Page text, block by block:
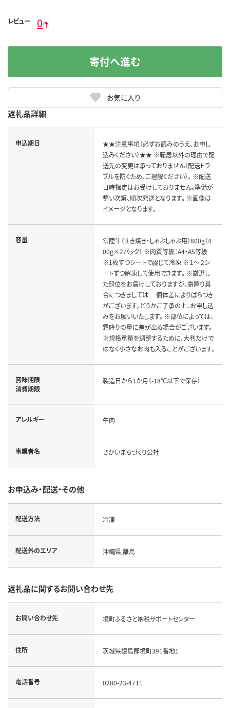
レビュー 0件
お気に入り
寄付へ進む
返礼品詳細
申込期日
★★注意事項（必ずお読みのうえ、お申し
込みください）★★ ※転居以外の理由で配
送先の変更は承っておりません（配送トラ
ブルを防ぐため、ご理解ください）。 ※配送
日時指定はお受けしておりません。準備が
整い次第、順次発送となります。 ※画像は
イメージとなります。
容量
常陸牛（すき焼き・しゃぶしゃぶ用）800g（4
00g×2パック） ※肉質等級：A4・A5等級
※1枚ずつシートで綴じて冷凍 ※１～２シ
ートずつ解凍して使用できます。 ※厳選し
た部位をお届けしておりますが、霜降り具
合につきましては 個体差によりばらつき
がございます。どうかご了承の上、お申し込
みをお願いいたします。 ※部位によっては、
霜降りの量に差が出る場合がございます。
※規格重量を調整するために、大判だけで
はなく小さなお肉も入ることがございます。
賞味期限
消費期限
製造日から1か月（-18℃以下で保存）
アレルギー 牛肉
事業者名 さかいまちづくり公社
お申込み・配送・その他
配送方法 冷凍
配送外のエリア 沖縄県,離島
返礼品に関するお問い合わせ先
お問い合わせ先 境町ふるさと納税サポートセンター
住所 茨城県猿島郡境町391番地1
電話番号 0280-23-4711